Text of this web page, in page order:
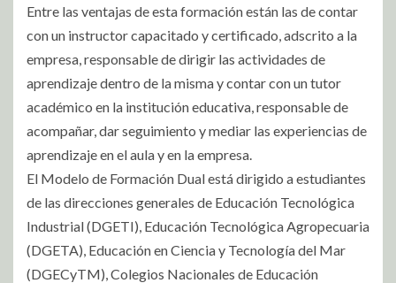
Entre las ventajas de esta formación están las de contar
con un instructor capacitado y certificado, adscrito a la
empresa, responsable de dirigir las actividades de
aprendizaje dentro de la misma y contar con un tutor
académico en la institución educativa, responsable de
acompañar, dar seguimiento y mediar las experiencias de
aprendizaje en el aula y en la empresa.
El Modelo de Formación Dual está dirigido a estudiantes
de las direcciones generales de Educación Tecnológica
Industrial (DGETI), Educación Tecnológica Agropecuaria
(DGETA), Educación en Ciencia y Tecnología del Mar
(DGECyTM), Colegios Nacionales de Educación